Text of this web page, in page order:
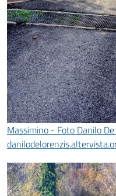
Massimino - Foto Danilo